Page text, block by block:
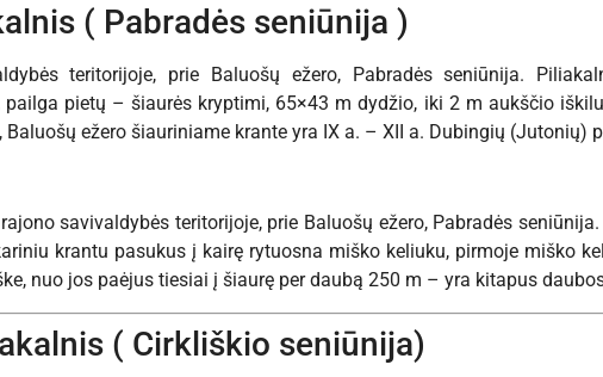
( Pabradės seniūnija )
teritorijoje, prie Baluošų ežero, Pabradės seniūnija.
pailga pietų – šiaurės kryptimi, 65×43 m dydžio, iki 2 m aukščio
ežero šiauriniame krante yra IX a. – XII a. Dubingių (Jutonių)
savivaldybės teritorijoje, prie Baluošų ežero, Pabradės
krantu pasukus į kairę rytuosna miško keliuku, pirmoje miško
nuo jos paėjus tiesiai į šiaurę per daubą 250 m – yra kitapus
( Cirkliškio seniūnija)